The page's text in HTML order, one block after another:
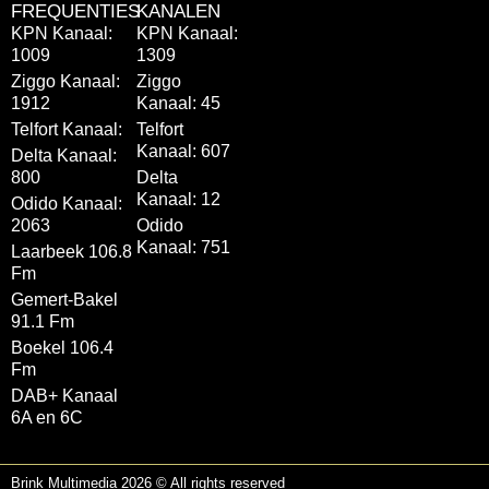
FREQUENTIES
KPN Kanaal:
1009
Ziggo Kanaal:
1912
Telfort Kanaal:
Delta Kanaal:
800
Odido Kanaal:
2063
Laarbeek 106.8
Fm
Gemert-Bakel
91.1 Fm
Boekel 106.4
Fm
DAB+ Kanaal
6A en 6C
KANALEN
KPN Kanaal:
1309
Ziggo
Kanaal: 45
Telfort
Kanaal: 607
Delta
Kanaal: 12
Odido
Kanaal: 751
Brink Multimedia 2026 © All rights reserved